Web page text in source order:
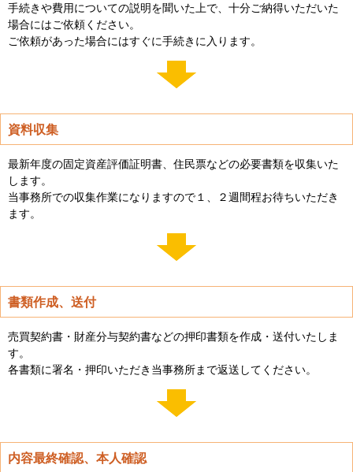
手続きや費用についての説明を聞いた上で、十分ご納得いただいた
場合にはご依頼ください。
ご依頼があった場合にはすぐに手続きに入ります。
資料収集
最新年度の固定資産評価証明書、住民票などの必要書類を収集いた
します。
当事務所での収集作業になりますので１、２週間程お待ちいただき
ます。
書類作成、送付
売買契約書・財産分与契約書などの押印書類を作成・送付いたしま
す。
各書類に署名・押印いただき当事務所まで返送してください。
内容最終確認、本人確認